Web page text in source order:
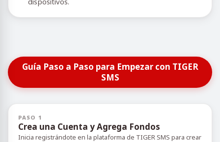
Guía Paso a Paso para Empezar con TIGER
SMS
PASO 1
Crea una Cuenta y Agrega Fondos
Inicia registrándote en la plataforma de TIGER SMS para crear